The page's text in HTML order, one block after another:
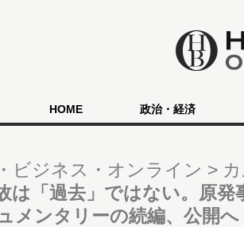
HOME 政治・経済
ビジネス・オンライン
は「過去」ではない。原
メンタリーの続編、公開へ